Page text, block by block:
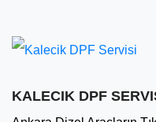
KALECIK DPF